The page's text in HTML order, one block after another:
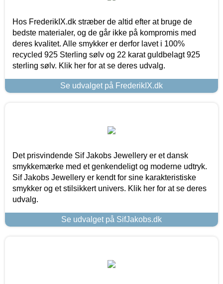
Hos FrederikIX.dk stræber de altid efter at bruge de
bedste materialer, og de går ikke på kompromis med
deres kvalitet. Alle smykker er derfor lavet i 100%
recycled 925 Sterling sølv og 22 karat guldbelagt 925
sterling sølv. Klik her for at se deres udvalg.
Se udvalget på FrederikIX.dk
Det prisvindende Sif Jakobs Jewellery er et dansk
smykkemærke med et genkendeligt og moderne udtryk.
Sif Jakobs Jewellery er kendt for sine karakteristiske
smykker og et stilsikkert univers. Klik her for at se deres
udvalg.
Se udvalget på SifJakobs.dk